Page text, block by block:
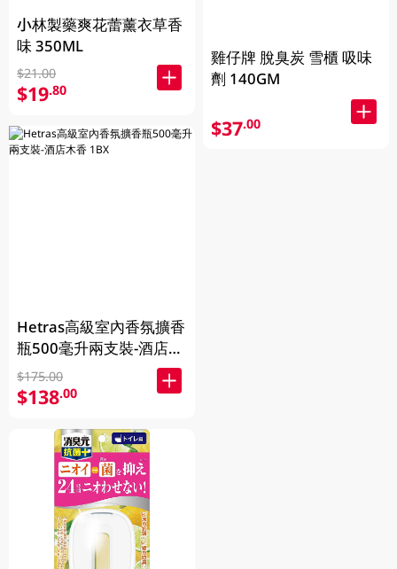
小林製藥爽花蕾薰衣草香
味 350ML
$21.00
$19.80
Hetras高級室內香氛擴香
瓶500毫升兩支裝-酒店木
香 1BX
$175.00
$138.00
雞仔牌 脫臭炭 雪櫃 吸味
劑 140GM
$37.00